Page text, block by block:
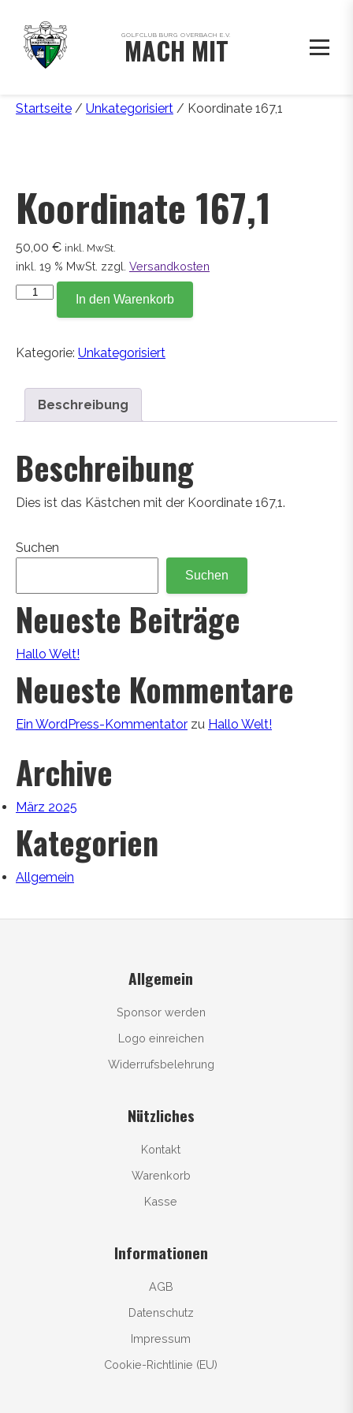
GOLFCLUB BURG OVERBACH E.V.
MACH MIT
Startseite / Unkategorisiert / Koordinate 167,1
Koordinate 167,1
50,00 € inkl. MwSt.
inkl. 19 % MwSt. zzgl. Versandkosten
Koordinate
In den Warenkorb
Kategorie: Unkategorisiert
Beschreibung
Beschreibung
Dies ist das Kästchen mit der Koordinate 167,1.
Suchen
Suchen
Neueste Beiträge
Hallo Welt!
Neueste Kommentare
Ein WordPress-Kommentator zu Hallo Welt!
Archive
März 2025
Kategorien
Allgemein
Allgemein
Sponsor werden
Logo einreichen
Widerrufsbelehrung
Nützliches
Kontakt
Warenkorb
Kasse
Informationen
AGB
Datenschutz
Impressum
Cookie-Richtlinie (EU)